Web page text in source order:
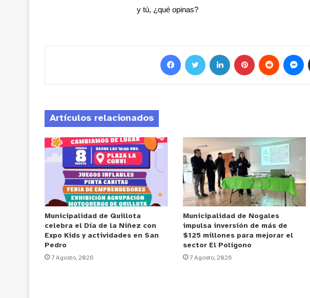
y tú, ¿qué opinas?
Artículos relacionados
Municipalidad de Quillota
celebra el Día de la Niñez con
Expo Kids y actividades en San
Pedro
7 Agosto, 2026
Municipalidad de Nogales
impulsa inversión de más de
$125 millones para mejorar el
sector El Polígono
7 Agosto, 2026